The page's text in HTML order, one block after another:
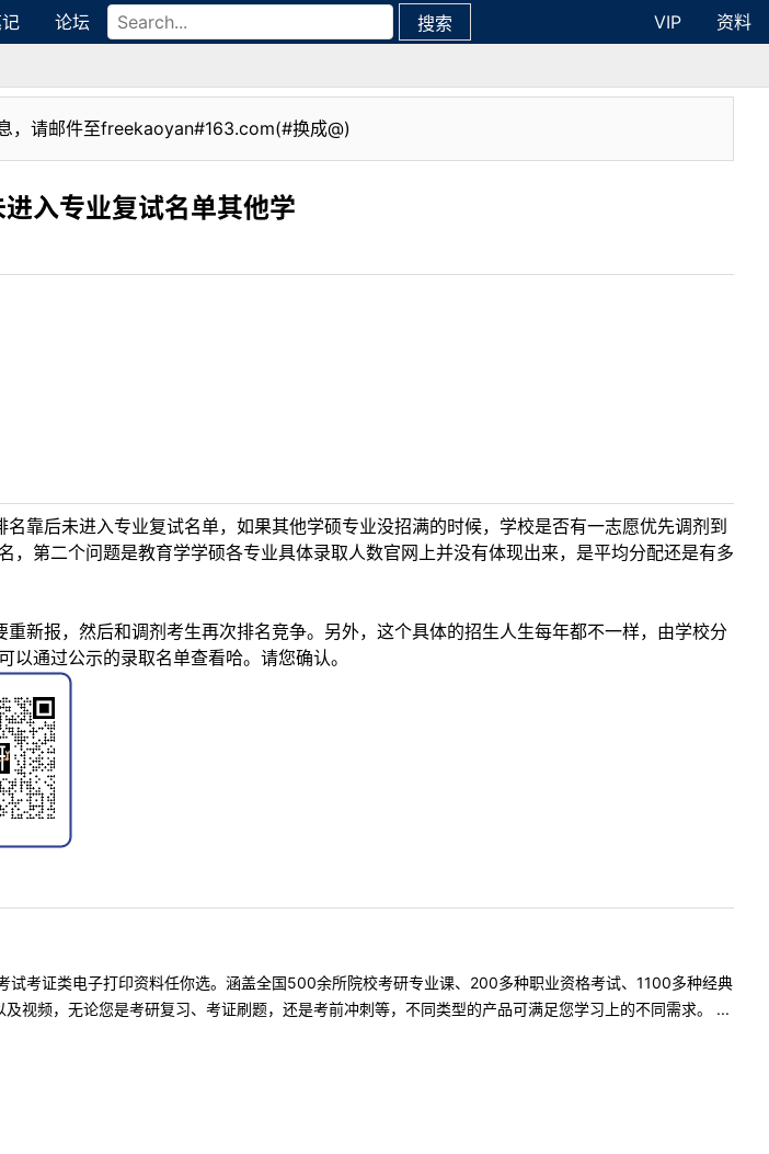
论坛 搜索 VIP
资料
，请邮件至freekaoyan#163.com(#换成@)
入专业复试名单其他学
靠后未进入专业复试名单，如果其他学硕专业没招满的时候，学校是否有一志愿优先调剂到
第二个问题是教育学学硕各专业具体录取人数官网上并没有体现出来，是平均分配还是有多
新报，然后和调剂考生再次排名竞争。另外，这个具体的招生人生每年都不一样，由学校分
通过公示的录取名单查看哈。请您确认。
试考证类电子打印资料任你选。涵盖全国500余所院校考研专业课、200多种职业资格考试、1100多种经典
视频，无论您是考研复习、考证刷题，还是考前冲刺等，不同类型的产品可满足您学习上的不同需求。 ...